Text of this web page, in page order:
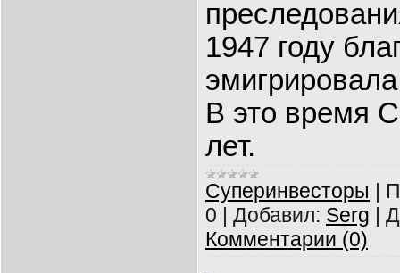
1947 году
В это время
лет.
Суперинвесторы
0
Добавил: Serg
Комментарии (0)